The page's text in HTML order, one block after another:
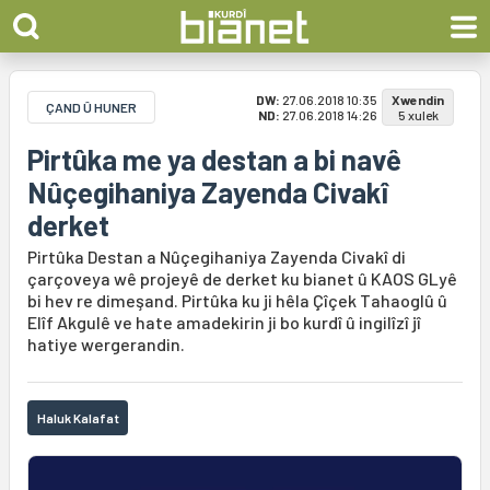
ÇAND Û HUNER DW: 27.06.2018 10:35
ND: 27.06.2018 14:26
Xwendin
5 xulek
Pirtûka me ya destan a bi navê
Nûçegihaniya Zayenda Civakî
derket
Pirtûka Destan a Nûçegihaniya Zayenda Civakî di
çarçoveya wê projeyê de derket ku bianet û KAOS GLyê
bi hev re dimeşand. Pirtûka ku ji hêla Çîçek Tahaoglû û
Elîf Akgulê ve hate amadekirin ji bo kurdî û ingilîzî jî
hatiye wergerandin.
Haluk Kalafat